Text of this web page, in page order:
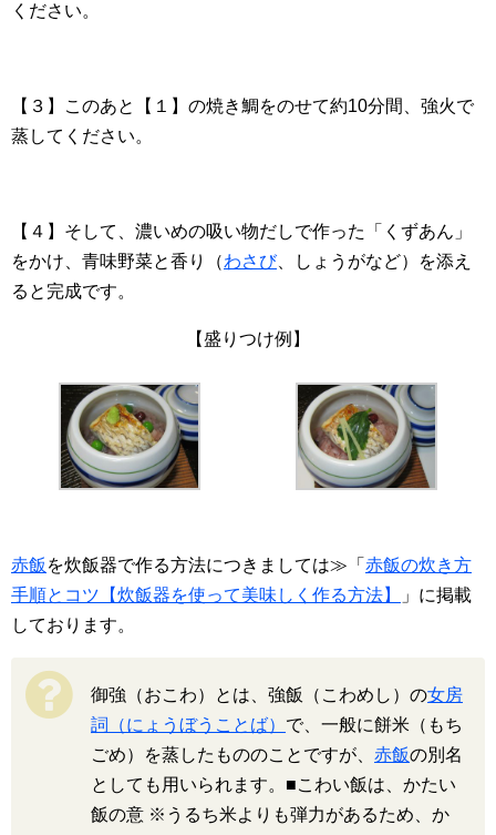
ください。
【３】このあと【１】の焼き鯛をのせて約10分間、強火で
蒸してください。
【４】そして、濃いめの吸い物だしで作った「くずあん」
をかけ、青味野菜と香り（わさび、しょうがなど）を添え
ると完成です。
【盛りつけ例】
赤飯 を炊飯器で作る方法につきましては≫「 赤飯の炊き方
手順とコツ【炊飯器を使って美味しく作る方法】
」に掲載
しております。
御強（おこわ）とは、強飯（こわめし）の女房
詞（にょうぼうことば） で、一般に餅米（もち
ごめ）を蒸したもののことですが、 赤飯の別名
としても用いられます。■こわい飯は、かたい
飯の意 ※うるち米よりも弾力があるため、か